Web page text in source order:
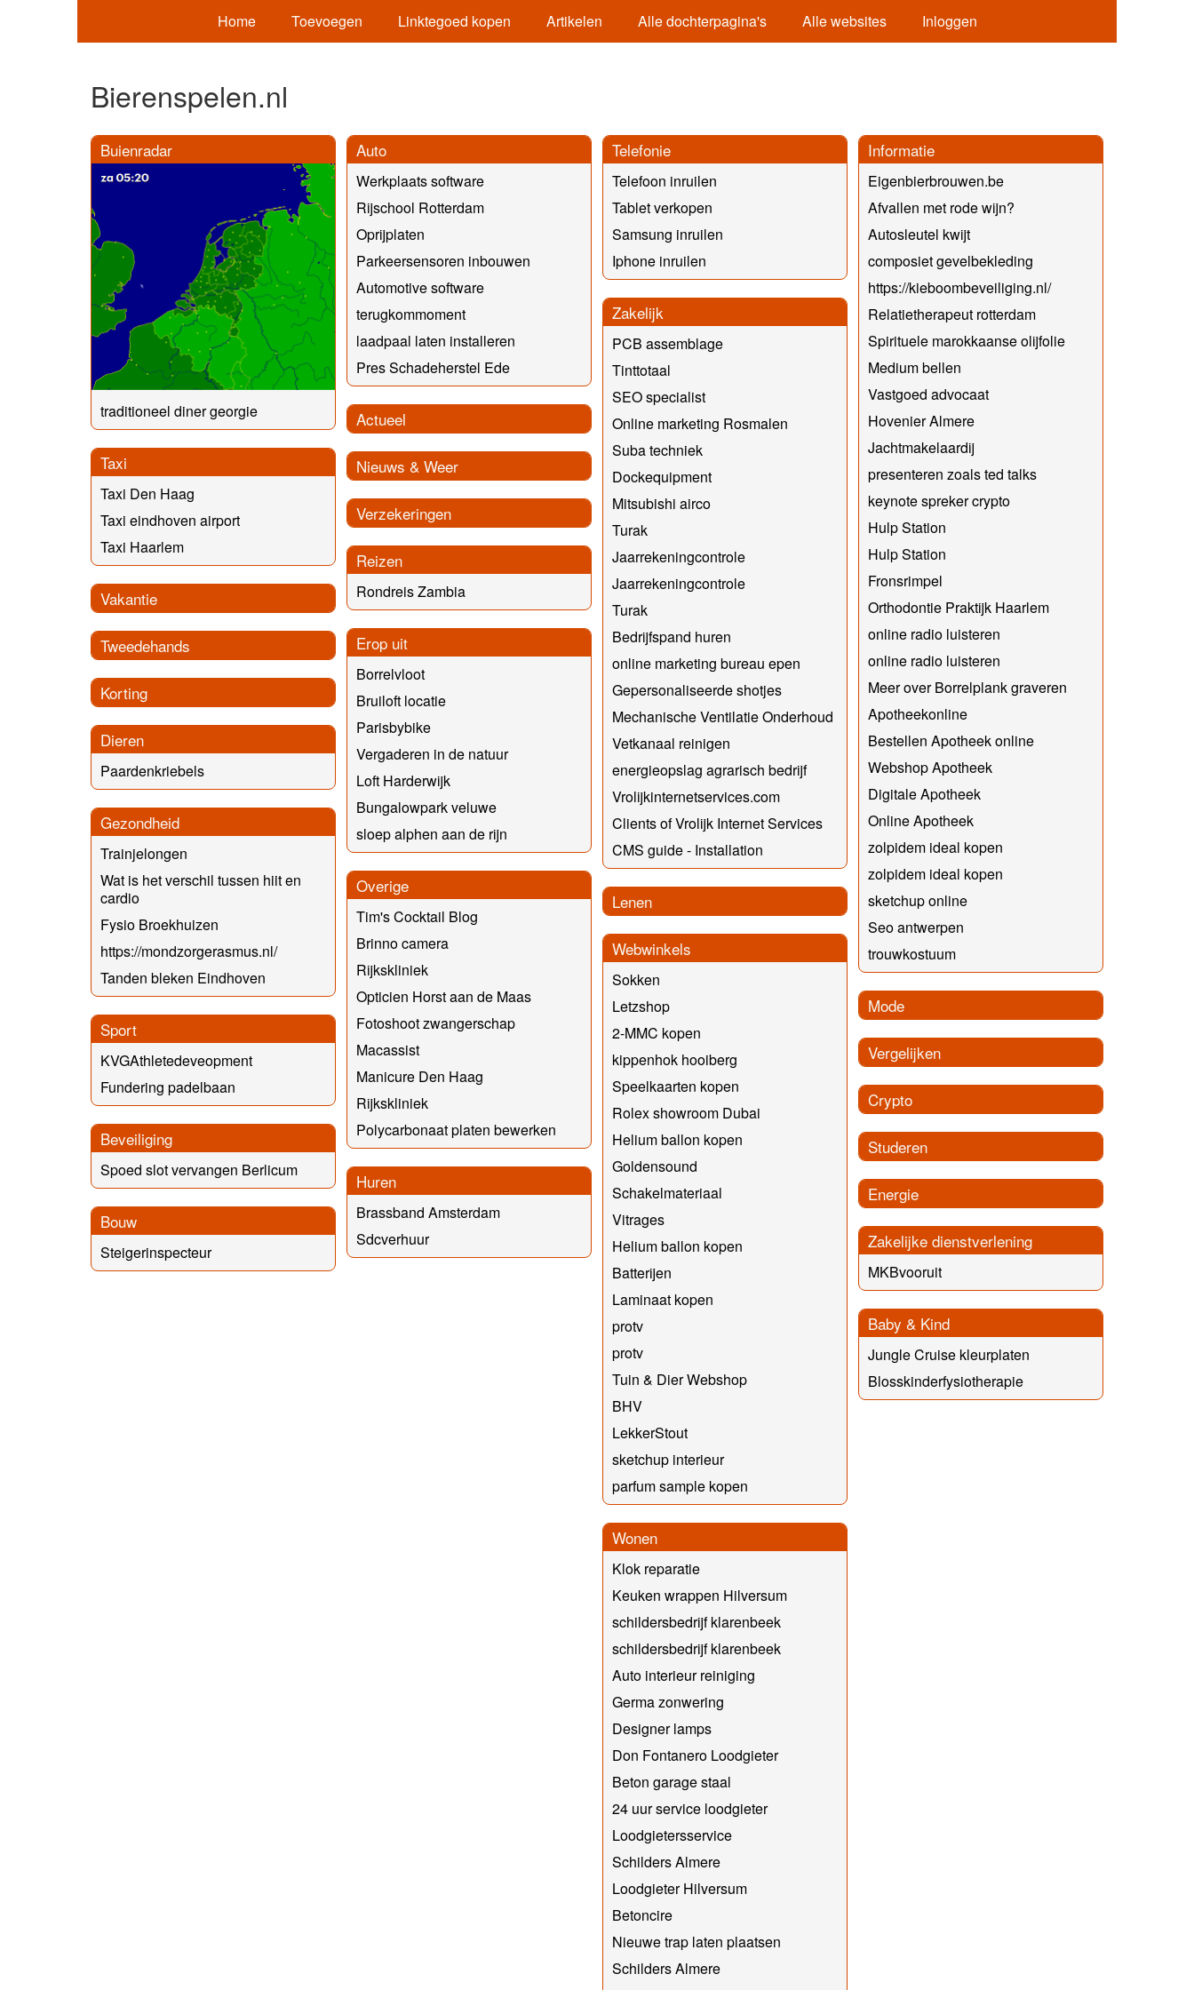
Home Toevoegen Linktegoed kopen Artikelen Alle dochterpagina's Alle websites Inloggen
Bierenspelen.nl
Buienradar
traditioneel diner georgie
Taxi
Taxi Den Haag
Taxi eindhoven airport
Taxi Haarlem
Vakantie
Tweedehands
Korting
Dieren
Paardenkriebels
Gezondheid
Trainjelongen
Wat is het verschil tussen hiit en
cardio
Fysio Broekhuizen
https://mondzorgerasmus.nl/
Tanden bleken Eindhoven
Sport
KVGAthletedeveopment
Fundering padelbaan
Beveiliging
Spoed slot vervangen Berlicum
Bouw
Steigerinspecteur
Auto
Werkplaats software
Rijschool Rotterdam
Oprijplaten
Parkeersensoren inbouwen
Automotive software
terugkommoment
laadpaal laten installeren
Pres Schadeherstel Ede
Actueel
Nieuws & Weer
Verzekeringen
Reizen
Rondreis Zambia
Erop uit
Borrelvloot
Bruiloft locatie
Parisbybike
Vergaderen in de natuur
Loft Harderwijk
Bungalowpark veluwe
sloep alphen aan de rijn
Overige
Tim's Cocktail Blog
Brinno camera
Rijkskliniek
Opticien Horst aan de Maas
Fotoshoot zwangerschap
Macassist
Manicure Den Haag
Rijkskliniek
Polycarbonaat platen bewerken
Huren
Brassband Amsterdam
Sdcverhuur
Telefonie
Telefoon inruilen
Tablet verkopen
Samsung inruilen
Iphone inruilen
Zakelijk
PCB assemblage
Tinttotaal
SEO specialist
Online marketing Rosmalen
Suba techniek
Dockequipment
Mitsubishi airco
Turak
Jaarrekeningcontrole
Jaarrekeningcontrole
Turak
Bedrijfspand huren
online marketing bureau epen
Gepersonaliseerde shotjes
Mechanische Ventilatie Onderhoud
Vetkanaal reinigen
energieopslag agrarisch bedrijf
Vrolijkinternetservices.com
Clients of Vrolijk Internet Services
CMS guide - Installation
Lenen
Webwinkels
Sokken
Letzshop
2-MMC kopen
kippenhok hooiberg
Speelkaarten kopen
Rolex showroom Dubai
Helium ballon kopen
Goldensound
Schakelmateriaal
Vitrages
Helium ballon kopen
Batterijen
Laminaat kopen
protv
protv
Tuin & Dier Webshop
BHV
LekkerStout
sketchup interieur
parfum sample kopen
Wonen
Klok reparatie
Keuken wrappen Hilversum
schildersbedrijf klarenbeek
schildersbedrijf klarenbeek
Auto interieur reiniging
Germa zonwering
Designer lamps
Don Fontanero Loodgieter
Beton garage staal
24 uur service loodgieter
Loodgietersservice
Schilders Almere
Loodgieter Hilversum
Betoncire
Nieuwe trap laten plaatsen
Schilders Almere
Informatie
Eigenbierbrouwen.be
Afvallen met rode wijn?
Autosleutel kwijt
composiet gevelbekleding
https://kieboombeveiliging.nl/
Relatietherapeut rotterdam
Spirituele marokkaanse olijfolie
Medium bellen
Vastgoed advocaat
Hovenier Almere
Jachtmakelaardij
presenteren zoals ted talks
keynote spreker crypto
Hulp Station
Hulp Station
Fronsrimpel
Orthodontie Praktijk Haarlem
online radio luisteren
online radio luisteren
Meer over Borrelplank graveren
Apotheekonline
Bestellen Apotheek online
Webshop Apotheek
Digitale Apotheek
Online Apotheek
zolpidem ideal kopen
zolpidem ideal kopen
sketchup online
Seo antwerpen
trouwkostuum
Mode
Vergelijken
Crypto
Studeren
Energie
Zakelijke dienstverlening
MKBvooruit
Baby & Kind
Jungle Cruise kleurplaten
Blosskinderfysiotherapie